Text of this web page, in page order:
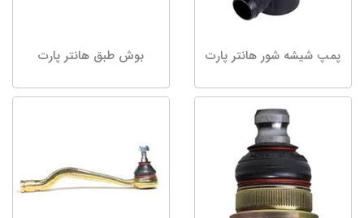
پمپ شیشه شور هانتر پارت بوش طبق هانتر پارت